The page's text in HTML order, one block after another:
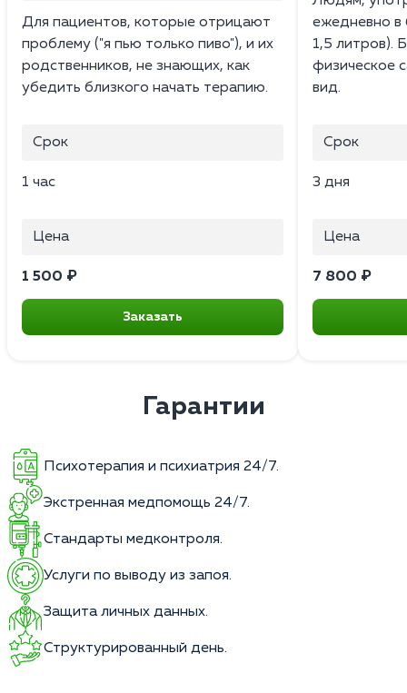
Для пациентов, которые отрицают
проблему ("я пью только пиво"), и их
родственников, не знающих, как
убедить близкого начать терапию.
Срок
1 час
Цена
1 500 ₽
Заказать
ежедневно в
1,5 литров).
физическое
вид.
Срок
3 дня
Цена
7 800 ₽
Гарантии
Психотерапия и психиатрия 24/7.
Экстренная медпомощь 24/7.
Стандарты медконтроля.
Услуги по выводу из запоя.
Защита личных данных.
Структурированный день.